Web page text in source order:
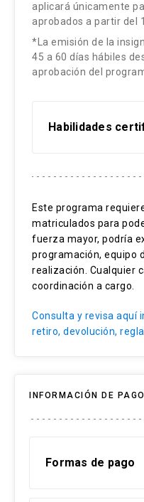
aplicará únicamente
aprobados a partir del
*La emisión de la
45 a 60 días hábiles
aprobación del
Habilidades
Géneros
Estrategias de
Estándares y
Diseño
Evaluación de
Este programa
matriculados para
fuerza mayor, podría
programación, equipo
realización. Cualquier
coordinación a cargo.
Consulta y revisa aquí
retiro, devolución,
INFORMACIÓN DE PAGO
Formas de pago